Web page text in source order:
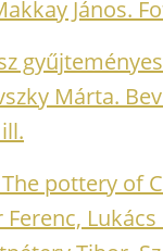
János.
Márta.
pottery of